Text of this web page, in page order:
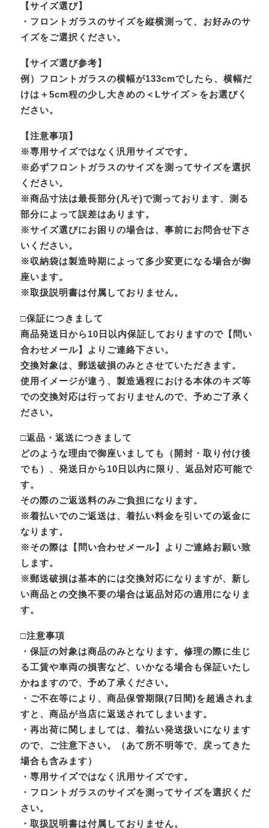
【サイズ選び】
・フロントガラスのサイズを縦横測って、お好みのサ
イズをご選択ください。
【サイズ選び参考】
例）フロントガラスの横幅が133cmでしたら、横幅だ
けは＋5cm程の少し大きめの＜Lサイズ＞をお選びく
ださい。
【注意事項】
※専用サイズではなく汎用サイズです。
※必ずフロントガラスのサイズを測ってサイズを選択
ください。
※商品寸法は最長部分(凡そ)で測っております、測る
部分によって誤差はあります。
※サイズ選びにお困りの場合は、事前にお問合せ下さ
いください。
※収納袋は製造時期によって多少変更になる場合が御
座います。
※取扱説明書は付属しておりません。
□保証につきまして
商品発送日から10日以内保証しておりますので【問い
合わせメール】よりご連絡下さい。
交換対象は、郵送破損のみとさせていただきます。
使用イメージが違う、製造過程における本体のキズ等
での交換対応は行っておりませんので、予めご了承く
ださい。
□返品・返送につきまして
どのような理由で御座いましても（開封・取り付け後
でも）、発送日から10日以内に限り、返品対応可能で
す。
その際のご返送料のみご負担になります。
※着払いでのご返送は、着払い料金を引いての返金に
なります。
※その際は【問い合わせメール】よりご連絡お願い致
します。
※郵送破損は基本的には交換対応になりますが、新し
い商品との交換不要の場合は返品対応の適用になりま
す。
□注意事項
・保証の対象は商品のみとなります。修理の際に生じ
る工賃や車両の損害など、いかなる場合も保証いたし
かねますので、予め了承ください。
・ご不在等により、商品保管期限(7日間)を超過されま
すと、商品が当店に返送されてしまいます。
・再出荷に関しましては、着払い発送扱いになります
ので、ご注意下さい。（あて所不明等で、戻ってきた
場合も含みます）
・専用サイズではなく汎用サイズです。
・フロントガラスのサイズを測ってサイズを選択くだ
さい。
・取扱説明書は付属しておりません。